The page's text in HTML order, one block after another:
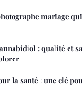
mariage
: qualité et
la santé : une clé